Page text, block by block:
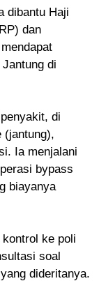
dibantu Haji
dan
di
di
(jantung),
Ia menjalani
bypass
biayanya
ke poli
soal
dideritanya.